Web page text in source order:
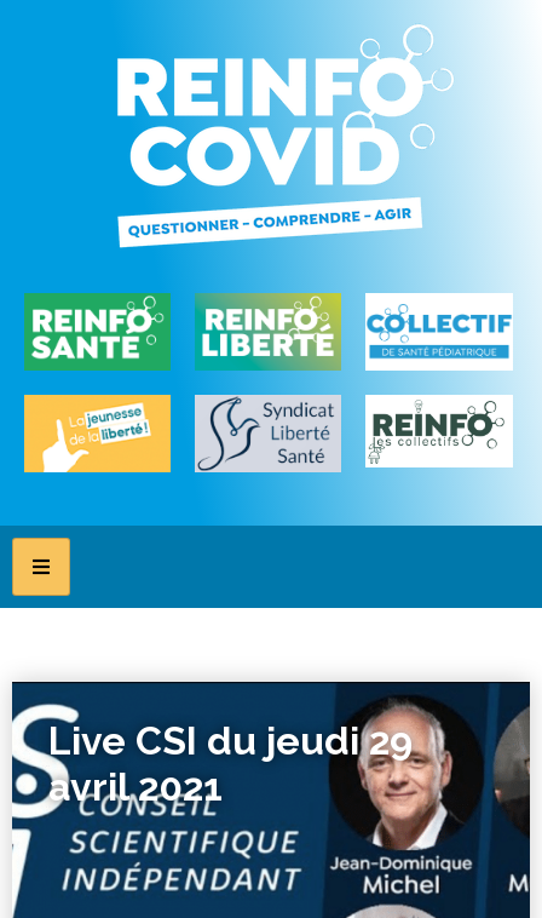
Live CSI du jeudi 29
avril 2021